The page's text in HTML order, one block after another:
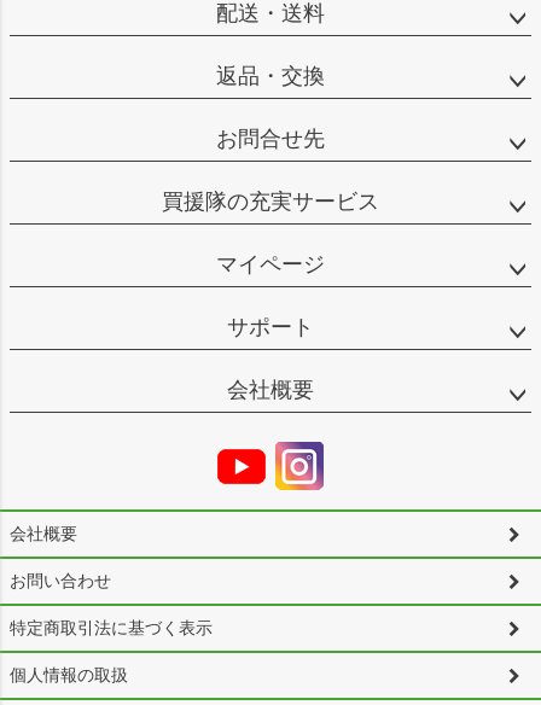
配送・送料
返品・交換
お問合せ先
買援隊の充実サービス
マイページ
サポート
会社概要
会社概要
お問い合わせ
特定商取引法に基づく表示
個人情報の取扱